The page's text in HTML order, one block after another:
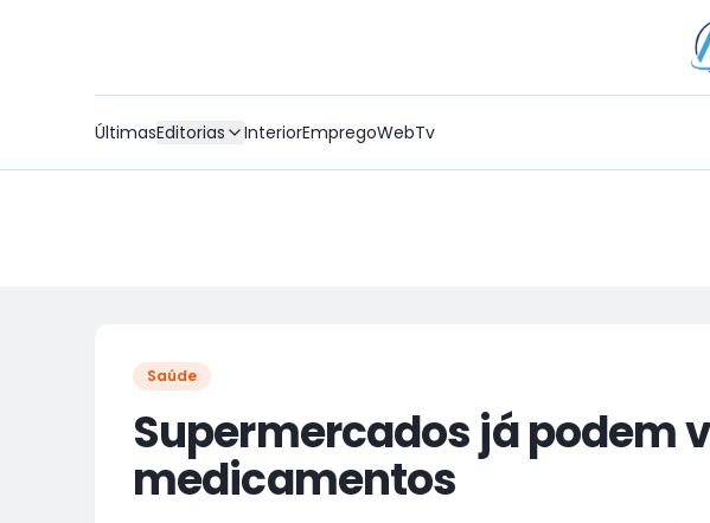
ÚltimasEditorias InteriorEmpregoWebTv
Saúde
Supermercados já podem
medicamentos